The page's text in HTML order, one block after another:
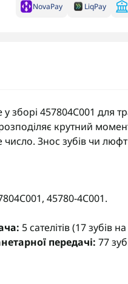
NovaPay LiqPay
457804C001 для
крутний
Знос зубів чи люфт
45780-4C001.
5 сателітів (17 зубів
передачі: 77